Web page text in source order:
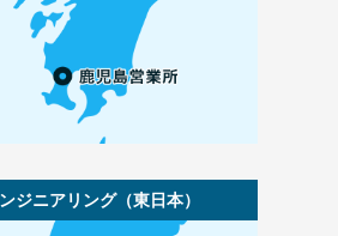
ジニアリング（東日本）